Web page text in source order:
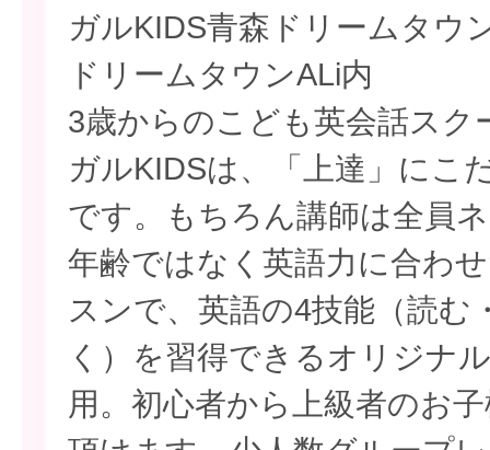
ガルKIDS青森ドリームタウ
ドリームタウンALi内
3歳からのこども英会話スク
ガルKIDSは、「上達」にこ
です。もちろん講師は全員
年齢ではなく英語力に合わ
スンで、英語の4技能（読む
く）を習得できるオリジナ
用。初心者から上級者のお